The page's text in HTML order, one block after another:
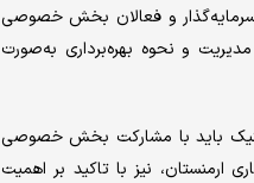
و فعالان بخش خصوصی
و نحوه بهره‌برداری به‌صورت
باید با مشارکت بخش خصوصی
نیز با تاکید بر اهمیت